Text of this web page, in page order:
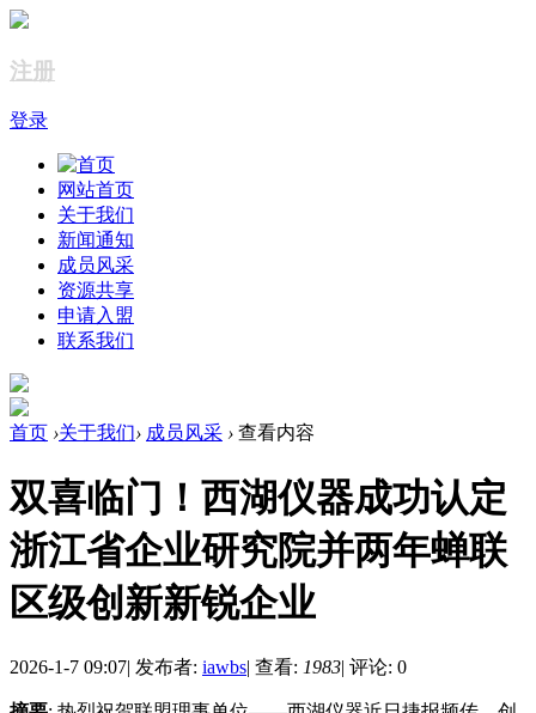
注册
登录
网站首页
关于我们
新闻通知
成员风采
资源共享
申请入盟
联系我们
首页 ›关于我们› 成员风采 › 查看内容
双喜临门！西湖仪器成功认定
浙江省企业研究院并两年蝉联
区级创新新锐企业
2026-1-7 09:07| 发布者: iawbs| 查看: 1983| 评论: 0